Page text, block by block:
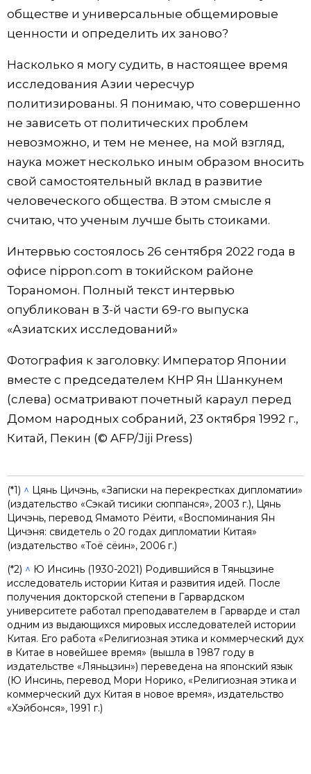
обществе и универсальные общемировые
ценности и определить их заново?
Насколько я могу судить, в настоящее время
исследования Азии чересчур
политизированы. Я понимаю, что совершенно
не зависеть от политических проблем
невозможно, и тем не менее, на мой взгляд,
наука может несколько иным образом вносить
свой самостоятельный вклад в развитие
человеческого общества. В этом смысле я
считаю, что ученым лучше быть стоиками.
Интервью состоялось 26 сентября 2022 года в
офисе nippon.com в токийском районе
Тораномон. Полный текст интервью
опубликован в 3-й части 69-го выпуска
«Азиатских исследований»
Фотография к заголовку: Император Японии
вместе с председателем КНР Ян Шанкунем
(слева) осматривают почетный караул перед
Домом народных собраний, 23 октября 1992 г.,
Китай, Пекин (© AFP/Jiji Press)
(*1) ^ Цянь Цичэнь, «Записки на перекрестках дипломатии»
(издательство «Сэкай тисики сюппанся», 2003 г.), Цянь
Цичэнь, перевод Ямамото Рёити, «Воспоминания Ян
Цичэня: свидетель о 20 годах дипломатии Китая»
(издательство «Тоё сёин», 2006 г.)
(*2) ^ Ю Инсинь (1930-2021) Родившийся в Тяньцзине
исследователь истории Китая и развития идей. После
получения докторской степени в Гарвардском
университете работал преподавателем в Гарварде и стал
одним из выдающихся мировых исследователей истории
Китая. Его работа «Религиозная этика и коммерческий дух
в Китае в новейшее время» (вышла в 1987 году в
издательстве «Ляньцзин») переведена на японский язык
(Ю Инсинь, перевод Мори Норико, «Религиозная этика и
коммерческий дух Китая в новое время», издательство
«Хэйбонся», 1991 г.)